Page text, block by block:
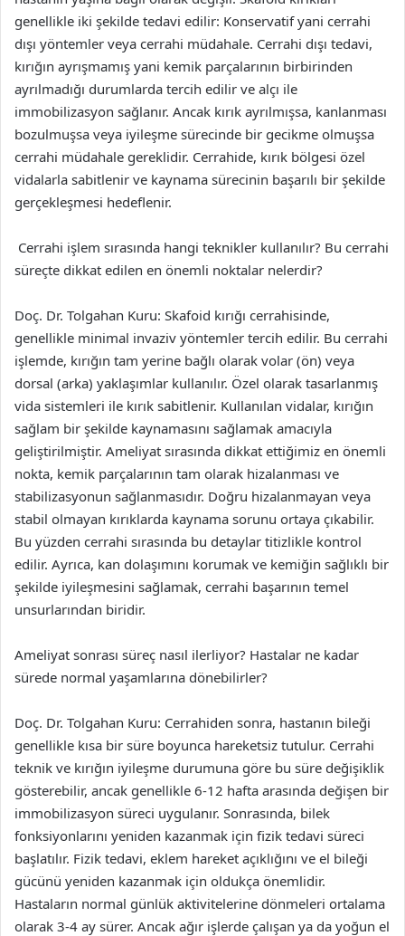
genellikle iki şekilde tedavi edilir: Konservatif yani cerrahi
dışı yöntemler veya cerrahi müdahale. Cerrahi dışı tedavi,
kırığın ayrışmamış yani kemik parçalarının birbirinden
ayrılmadığı durumlarda tercih edilir ve alçı ile
immobilizasyon sağlanır. Ancak kırık ayrılmışsa, kanlanması
bozulmuşsa veya iyileşme sürecinde bir gecikme olmuşsa
cerrahi müdahale gereklidir. Cerrahide, kırık bölgesi özel
vidalarla sabitlenir ve kaynama sürecinin başarılı bir şekilde
gerçekleşmesi hedeflenir.
Cerrahi işlem sırasında hangi teknikler kullanılır? Bu cerrahi
süreçte dikkat edilen en önemli noktalar nelerdir?
Doç. Dr. Tolgahan Kuru: Skafoid kırığı cerrahisinde,
genellikle minimal invaziv yöntemler tercih edilir. Bu cerrahi
işlemde, kırığın tam yerine bağlı olarak volar (ön) veya
dorsal (arka) yaklaşımlar kullanılır. Özel olarak tasarlanmış
vida sistemleri ile kırık sabitlenir. Kullanılan vidalar, kırığın
sağlam bir şekilde kaynamasını sağlamak amacıyla
geliştirilmiştir. Ameliyat sırasında dikkat ettiğimiz en önemli
nokta, kemik parçalarının tam olarak hizalanması ve
stabilizasyonun sağlanmasıdır. Doğru hizalanmayan veya
stabil olmayan kırıklarda kaynama sorunu ortaya çıkabilir.
Bu yüzden cerrahi sırasında bu detaylar titizlikle kontrol
edilir. Ayrıca, kan dolaşımını korumak ve kemiğin sağlıklı bir
şekilde iyileşmesini sağlamak, cerrahi başarının temel
unsurlarından biridir.
Ameliyat sonrası süreç nasıl ilerliyor? Hastalar ne kadar
sürede normal yaşamlarına dönebilirler?
Doç. Dr. Tolgahan Kuru: Cerrahiden sonra, hastanın bileği
genellikle kısa bir süre boyunca hareketsiz tutulur. Cerrahi
teknik ve kırığın iyileşme durumuna göre bu süre değişiklik
gösterebilir, ancak genellikle 6-12 hafta arasında değişen bir
immobilizasyon süreci uygulanır. Sonrasında, bilek
fonksiyonlarını yeniden kazanmak için fizik tedavi süreci
başlatılır. Fizik tedavi, eklem hareket açıklığını ve el bileği
gücünü yeniden kazanmak için oldukça önemlidir.
Hastaların normal günlük aktivitelerine dönmeleri ortalama
olarak 3-4 ay sürer. Ancak ağır işlerde çalışan ya da yoğun el